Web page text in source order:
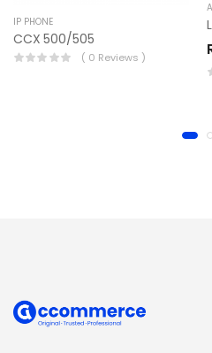
IP PHONE
CCX 500/505
( 0 Reviews )